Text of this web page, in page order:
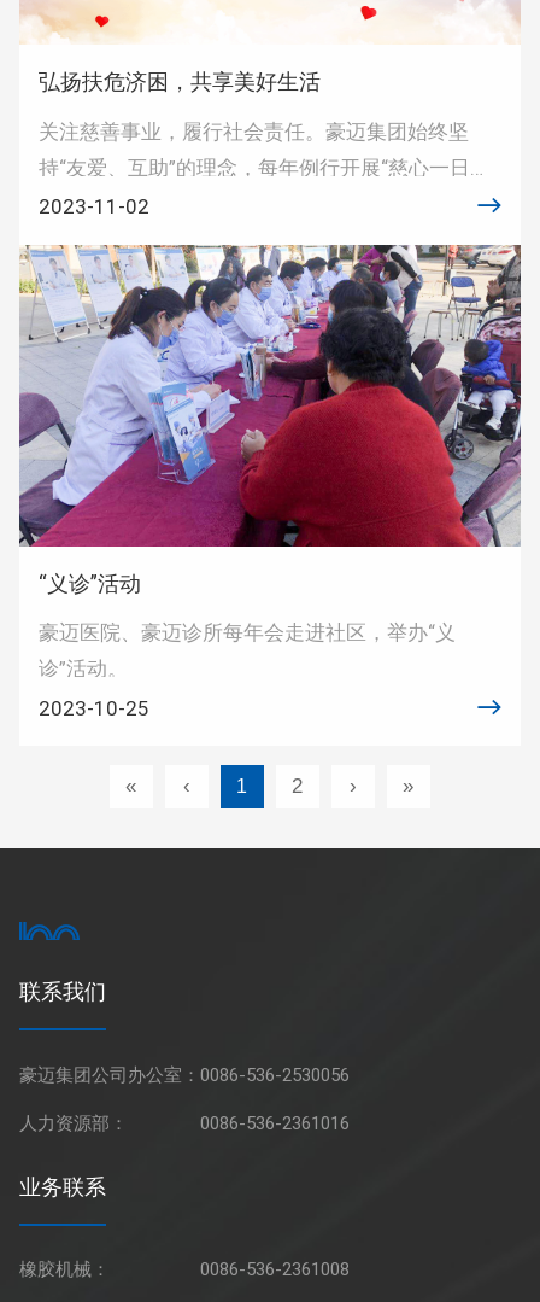
弘扬扶危济困，共享美好生活
关注慈善事业，履行社会责任。豪迈集团始终坚
持“友爱、互助”的理念，每年例行开展“慈心一日
捐”，并在教育、文体、防疫、助残、扶贫等多领域
提供支持，尽所能奉献社会，关爱社会。
2023-11-02
“义诊”活动
豪迈医院、豪迈诊所每年会走进社区，举办“义
诊”活动。
2023-10-25
« ‹ 1 2 › »
联系我们
豪迈集团公司办公室：0086-536-2530056
人力资源部： 0086-536-2361016
业务联系
橡胶机械： 0086-536-2361008